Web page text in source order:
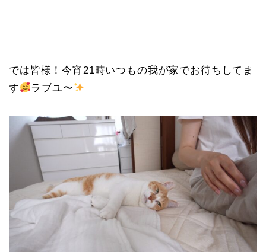
では皆様！今宵21時いつもの我が家でお待ちしてま
す
ラブユ〜